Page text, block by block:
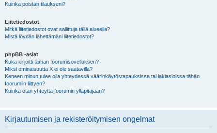
Kuinka poistan tilaukseni?
Liitetiedostot
Mitkä liitetiedostot ovat sallittuja tällä alueella?
Mistä löydän lähettämäni liitetiedostot?
phpBB -asiat
Kuka kirjoitti tämän foorumisovelluksen?
Miksi ominaisuutta X ei ole saatavilla?
Keneen minun tulee olla yhteydessä väärinkäytöstapauksissa tai lakiasioissa tähän
foorumiin liittyen?
Kuinka otan yhteyttä foorumin ylläpitäjään?
Kirjautumisen ja rekisteröitymisen ongelmat